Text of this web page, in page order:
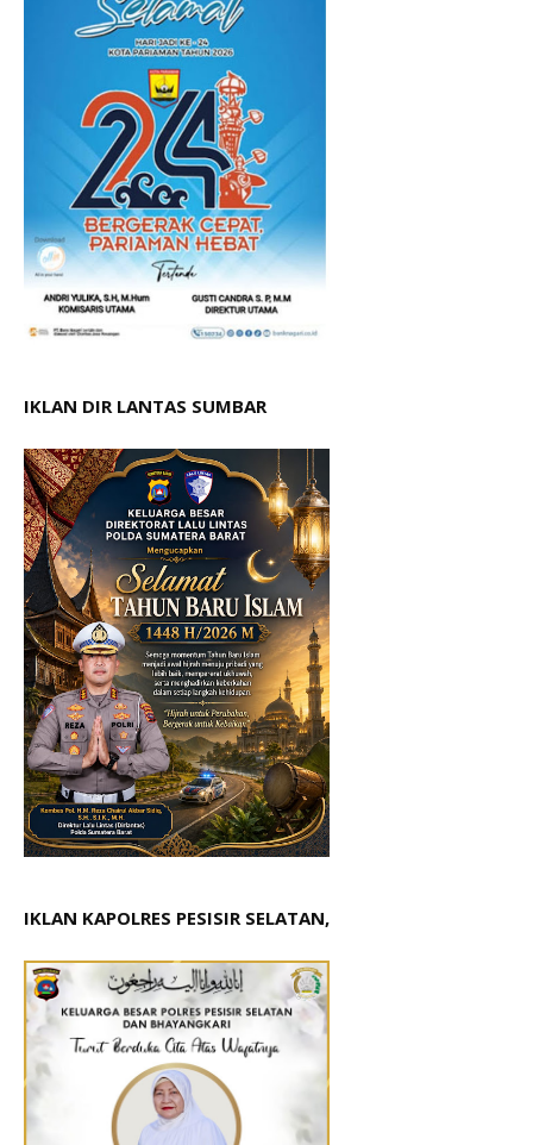
IKLAN DIR LANTAS SUMBAR
IKLAN KAPOLRES PESISIR SELATAN,